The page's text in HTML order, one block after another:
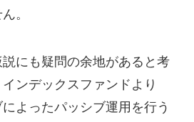
。
にも疑問の余地があると考
ンデックスファンドより
よったパッシブ運用を行う